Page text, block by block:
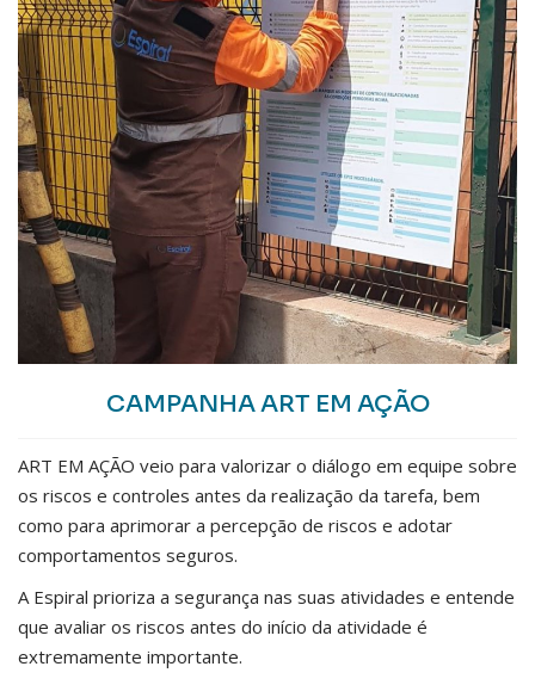
CAMPANHA ART EM AÇÃO
ART EM AÇÃO veio para valorizar o diálogo em equipe sobre
os riscos e controles antes da realização da tarefa, bem
como para aprimorar a percepção de riscos e adotar
comportamentos seguros.
A Espiral prioriza a segurança nas suas atividades e entende
que avaliar os riscos antes do início da atividade é
extremamente importante.